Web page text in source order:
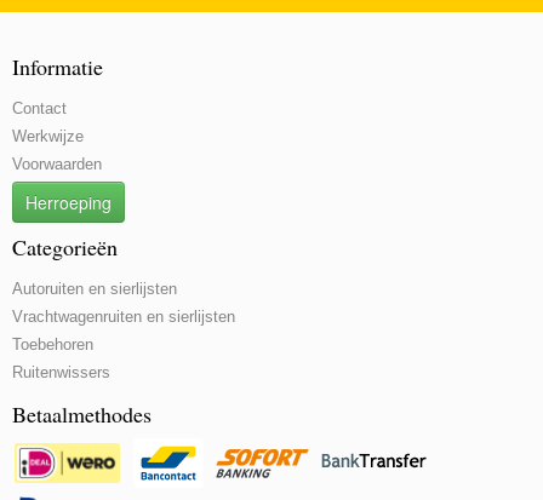
Informatie
Contact
Werkwijze
Voorwaarden
Herroeping
Categorieën
Autoruiten en sierlijsten
Vrachtwagenruiten en sierlijsten
Toebehoren
Ruitenwissers
Betaalmethodes